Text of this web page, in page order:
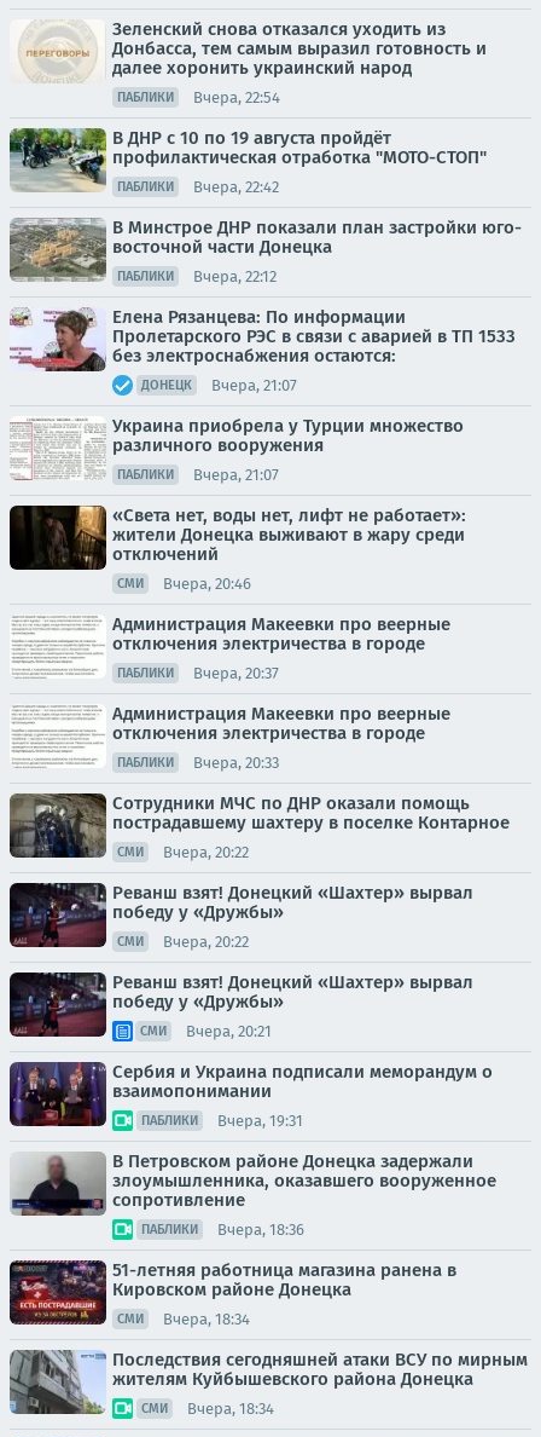
Зеленский снова отказался уходить из
Донбасса, тем самым выразил готовность и
далее хоронить украинский народ
ПАБЛИКИ Вчера, 22:54
В ДНР с 10 по 19 августа пройдёт
профилактическая отработка "МОТО-СТОП"
ПАБЛИКИ Вчера, 22:42
В Минстрое ДНР показали план застройки юго-
восточной части Донецка
ПАБЛИКИ Вчера, 22:12
Елена Рязанцева: По информации
Пролетарского РЭС в связи с аварией в ТП 1533
без электроснабжения остаются:
ДОНЕЦК Вчера, 21:07
Украина приобрела у Турции множество
различного вооружения
ПАБЛИКИ Вчера, 21:07
«Света нет, воды нет, лифт не работает»:
жители Донецка выживают в жару среди
отключений
СМИ Вчера, 20:46
Администрация Макеевки про веерные
отключения электричества в городе
ПАБЛИКИ Вчера, 20:37
Администрация Макеевки про веерные
отключения электричества в городе
ПАБЛИКИ Вчера, 20:33
Сотрудники МЧС по ДНР оказали помощь
пострадавшему шахтеру в поселке Контарное
СМИ Вчера, 20:22
Реванш взят! Донецкий «Шахтер» вырвал
победу у «Дружбы»
СМИ Вчера, 20:22
Реванш взят! Донецкий «Шахтер» вырвал
победу у «Дружбы»
СМИ Вчера, 20:21
Сербия и Украина подписали меморандум о
взаимопонимании
ПАБЛИКИ Вчера, 19:31
В Петровском районе Донецка задержали
злоумышленника, оказавшего вооруженное
сопротивление
ПАБЛИКИ Вчера, 18:36
51-летняя работница магазина ранена в
Кировском районе Донецка
СМИ Вчера, 18:34
Последствия сегодняшней атаки ВСУ по мирным
жителям Куйбышевского района Донецка
СМИ Вчера, 18:34